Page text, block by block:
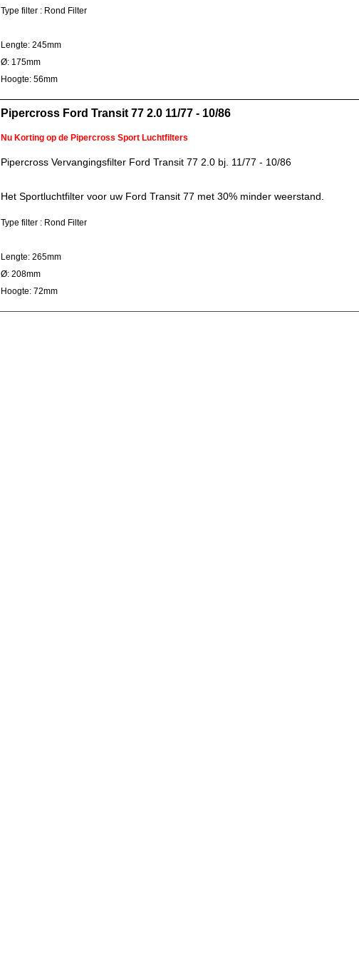
Type filter : Rond Filter
Lengte: 245mm
Ø: 175mm
Hoogte: 56mm
Pipercross Ford Transit 77 2.0 11/77 - 10/86
Nu Korting op de Pipercross Sport Luchtfilters
Pipercross Vervangingsfilter Ford Transit 77 2.0 bj. 11/77 - 10/86
Het Sportluchtfilter voor uw Ford Transit 77 met 30% minder weerstand.
Type filter : Rond Filter
Lengte: 265mm
Ø: 208mm
Hoogte: 72mm